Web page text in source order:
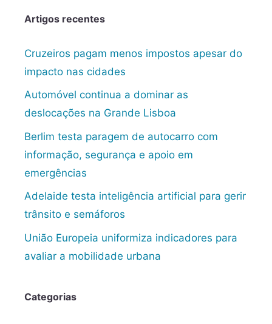
Artigos recentes
Cruzeiros pagam menos impostos apesar do
impacto nas cidades
Automóvel continua a dominar as
deslocações na Grande Lisboa
Berlim testa paragem de autocarro com
informação, segurança e apoio em
emergências
Adelaide testa inteligência artificial para gerir
trânsito e semáforos
União Europeia uniformiza indicadores para
avaliar a mobilidade urbana
Categorias